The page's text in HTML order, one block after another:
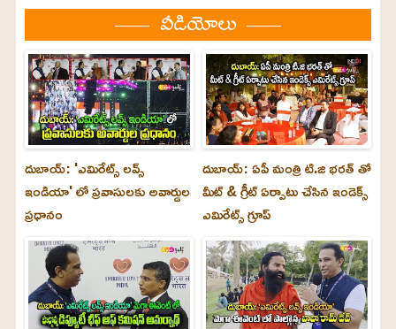
వీడియోలు
దుబాయ్: 'ఎమిరేట్స్ లవ్స్
ఇండియా' లో ప్రవాసులకు అవార్డుల
ప్రధానం
దుబాయ్: ఏపీ మంత్రి టి.జి భరత్ తో
మీట్ & గ్రీట్ ఏర్పాటు చేసిన ఇండెక్స్
ఎమిరేట్స్ గ్రూప్